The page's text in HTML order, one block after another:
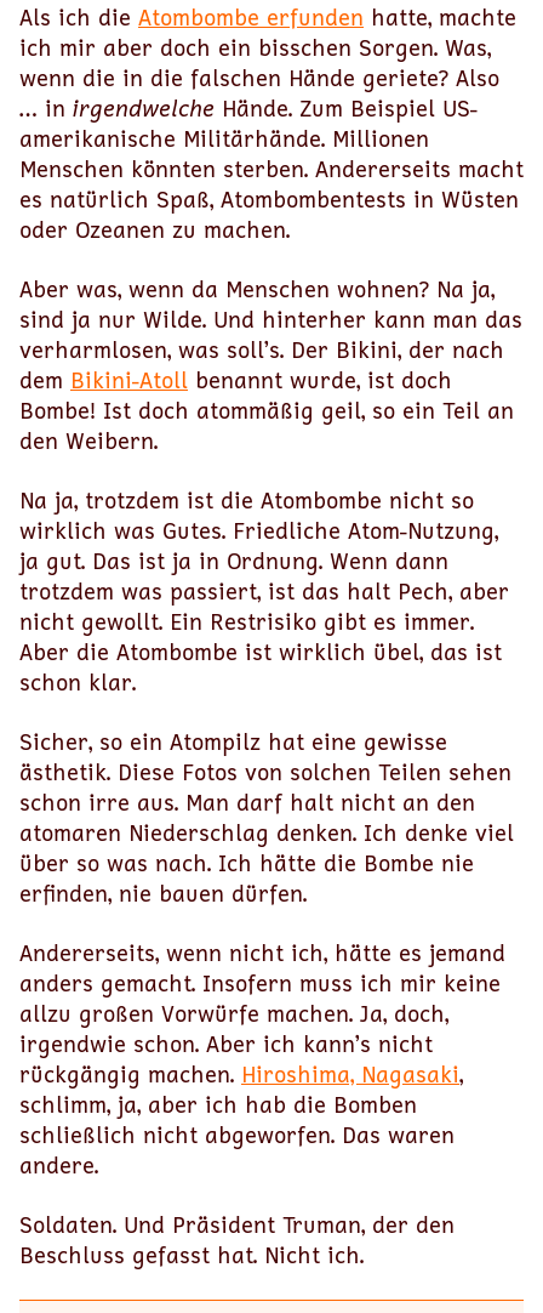
Als ich die Atombombe erfunden hatte, machte
ich mir aber doch ein bisschen Sorgen. Was,
wenn die in die falschen Hände geriete? Also
… in irgendwelche Hände. Zum Beispiel US-
amerikanische Militärhände. Millionen
Menschen könnten sterben. Andererseits macht
es natürlich Spaß, Atombombentests in Wüsten
oder Ozeanen zu machen.
Aber was, wenn da Menschen wohnen? Na ja,
sind ja nur Wilde. Und hinterher kann man das
verharmlosen, was soll’s. Der Bikini, der nach
dem Bikini-Atoll benannt wurde, ist doch
Bombe! Ist doch atommäßig geil, so ein Teil an
den Weibern.
Na ja, trotzdem ist die Atombombe nicht so
wirklich was Gutes. Friedliche Atom-Nutzung,
ja gut. Das ist ja in Ordnung. Wenn dann
trotzdem was passiert, ist das halt Pech, aber
nicht gewollt. Ein Restrisiko gibt es immer.
Aber die Atombombe ist wirklich übel, das ist
schon klar.
Sicher, so ein Atompilz hat eine gewisse
ästhetik. Diese Fotos von solchen Teilen sehen
schon irre aus. Man darf halt nicht an den
atomaren Niederschlag denken. Ich denke viel
über so was nach. Ich hätte die Bombe nie
erfinden, nie bauen dürfen.
Andererseits, wenn nicht ich, hätte es jemand
anders gemacht. Insofern muss ich mir keine
allzu großen Vorwürfe machen. Ja, doch,
irgendwie schon. Aber ich kann’s nicht
rückgängig machen. Hiroshima, Nagasaki,
schlimm, ja, aber ich hab die Bomben
schließlich nicht abgeworfen. Das waren
andere.
Soldaten. Und Präsident Truman, der den
Beschluss gefasst hat. Nicht ich.